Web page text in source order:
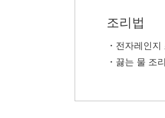
조리법
・전자레인지
・끓는 물 조